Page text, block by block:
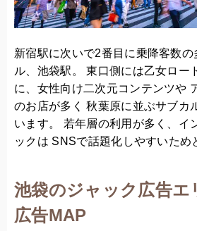
新宿駅に次いで2番目に乗降客数の
ル、池袋駅。 東口側には乙女ロー
に、女性向け二次元コンテンツや
のお店が多く 秋葉原に並ぶサブカ
います。 若年層の利用が多く、イ
ックは SNSで話題化しやすいため
池袋のジャック広告エ
広告MAP